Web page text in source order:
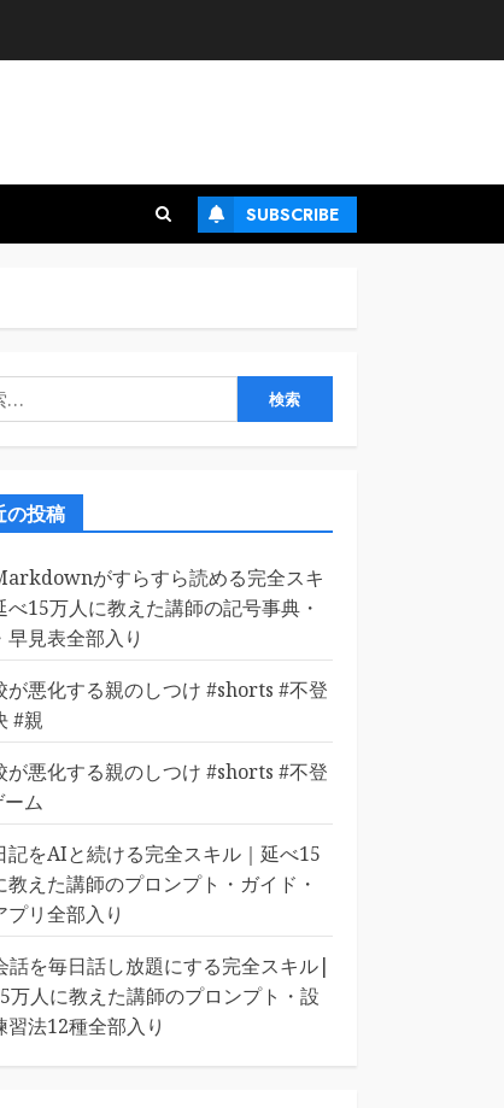
SUBSCRIBE
の投稿
がすらすら読める完全スキ
べ15万人に教えた講師の記号事典・
早見表全部入り
が悪化する親のしつけ #shorts #不登
#親
が悪化する親のしつけ #shorts #不登
ム
記をAIと続ける完全スキル｜延べ15
教えた講師のプロンプト・ガイド・
プリ全部入り
話を毎日話し放題にする完全スキル|
万人に教えた講師のプロンプト・設
習法12種全部入り